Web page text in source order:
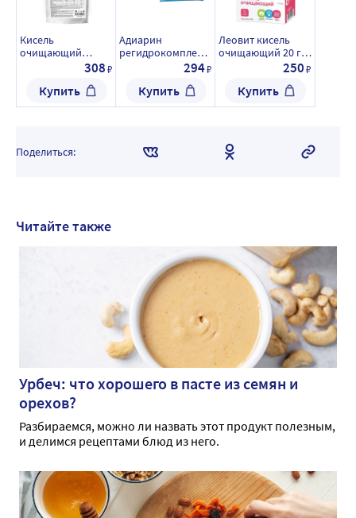
Кисель
очищающий
алтайфлора 250 гр
308₽
Купить
Адиарин
регидрокомплекс
294₽
Купить
Леовит кисель
очищающий 20 гр
250₽
Купить
Поделиться:
Читайте также
Урбеч: что хорошего в пасте из семян и
орехов?
Разбираемся, можно ли назвать этот продукт полезным,
и делимся рецептами блюд из него.